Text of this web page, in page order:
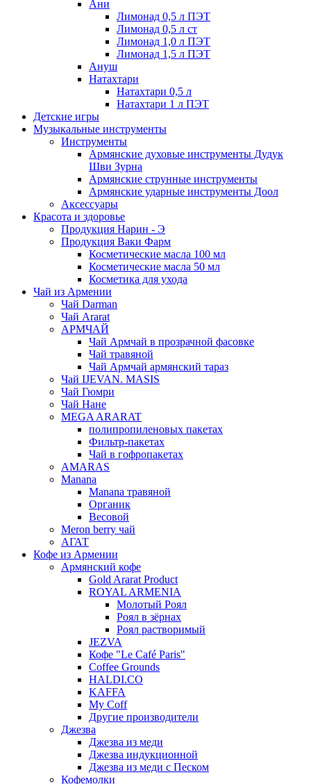
Ани
Лимонад 0,5 л ПЭТ
Лимонад 0,5 л ст
Лимонад 1,0 л ПЭТ
Лимонад 1,5 л ПЭТ
Ануш
Натахтари
Натахтари 0,5 л
Натахтари 1 л ПЭТ
Детские игры
Музыкальные инструменты
Инструменты
Армянские духовые инструменты Дудук
Шви Зурна
Армянские струнные инструменты
Армянские ударные инструменты Доол
Аксессуары
Красота и здоровье
Продукция Нарин - Э
Продукция Ваки Фарм
Косметические масла 100 мл
Косметические масла 50 мл
Косметика для ухода
Чай из Армении
Чай Darman
Чай Ararat
АРМЧАЙ
Чай Армчай в прозрачной фасовке
Чай травяной
Чай Армчай армянский тараз
Чай IJEVAN. MASIS
Чай Гюмри
Чай Нане
MEGA ARARAT
полипропиленовых пакетах
Фильтр-пакетах
Чай в гофропакетах
AMARAS
Manana
Manana травяной
Органик
Весовой
Meron berry чай
АГАТ
Кофе из Армении
Армянский кофе
Gold Ararat Product
ROYAL ARMENIA
Молотый Роял
Роял в зёрнах
Роял растворимый
JEZVA
Кофе "Le Café Paris"
Coffee Grounds
HALDI.CO
KAFFA
My Coff
Другие производители
Джезва
Джезва из меди
Джезва индукционной
Джезва из меди с Песком
Кофемолки